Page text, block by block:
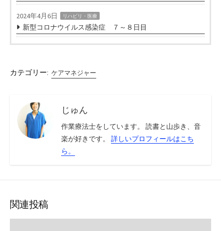
2024年4月6日 リハビリ・医療
新型コロナウイルス感染症 ７～８日目
カテゴリー: ケアマネジャー
じゅん
作業療法士をしています。 読書と山歩き、音
楽が好きです。 詳しいプロフィールはこち
ら。
関連投稿